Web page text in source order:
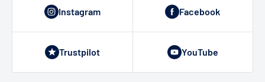
Instagram Facebook
Trustpilot YouTube